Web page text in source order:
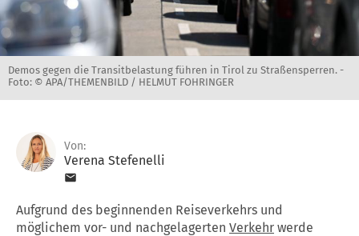
Demos gegen die Transitbelastung führen in Tirol zu Straßensperren. -
Foto: © APA/THEMENBILD / HELMUT FOHRINGER
Von:
Verena Stefenelli
Aufgrund des beginnenden Reiseverkehrs und
möglichem vor- und nachgelagerten Verkehr werde